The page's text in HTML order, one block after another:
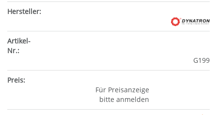
G199
Für Preisanzeige
bitte anmelden